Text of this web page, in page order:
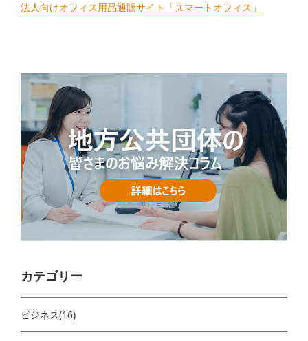
法人向けオフィス用品通販サイト「スマートオフィス」
カテゴリー
ビジネス(16)